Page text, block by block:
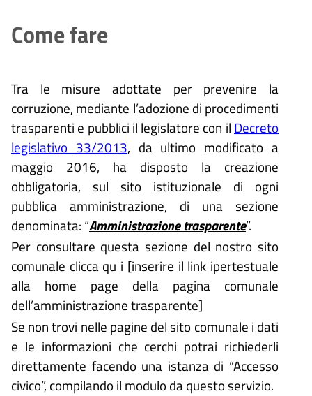
Come fare
Tra le misure adottate per prevenire la
corruzione, mediante l’adozione di procedimenti
trasparenti e pubblici il legislatore con il Decreto
legislativo 33/2013, da ultimo modificato a
maggio 2016, ha disposto la creazione
obbligatoria, sul sito istituzionale di ogni
pubblica amministrazione, di una sezione
denominata: “Amministrazione trasparente”.
Per consultare questa sezione del nostro sito
comunale clicca qu i [inserire il link ipertestuale
alla home page della pagina comunale
dell’amministrazione trasparente]
Se non trovi nelle pagine del sito comunale i dati
e le informazioni che cerchi potrai richiederli
direttamente facendo una istanza di “Accesso
civico”, compilando il modulo da questo servizio.